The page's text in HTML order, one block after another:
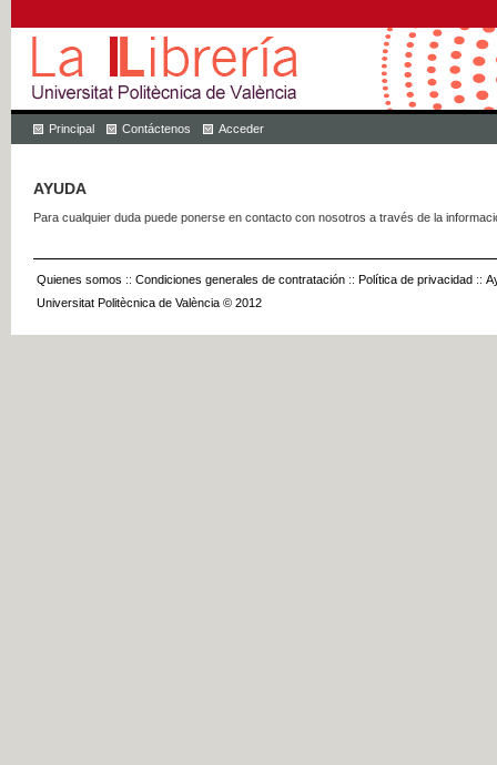
Principal Contáctenos Acceder
AYUDA
Para cualquier duda puede ponerse en contacto con nosotros a través de la
Quienes somos :: Condiciones generales de contratación :: Política de privacidad ::
Universitat Politècnica de València © 2012